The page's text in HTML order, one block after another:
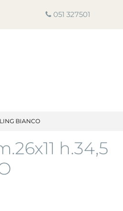
051 327501
BIANCO
h.34,5